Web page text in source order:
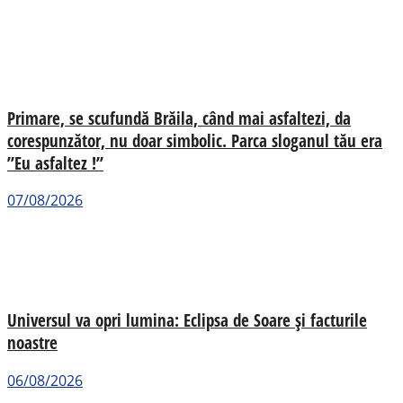
Primare, se scufundă Brăila, când mai asfaltezi, da
corespunzător, nu doar simbolic. Parca sloganul tău era
”Eu asfaltez !”
07/08/2026
Universul va opri lumina: Eclipsa de Soare și facturile
noastre
06/08/2026